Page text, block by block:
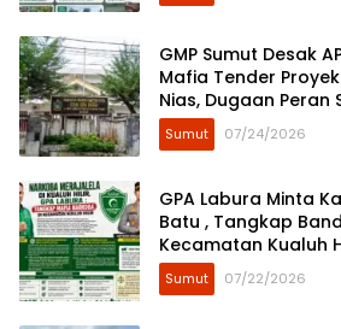
GMP Sumut Desak
Mafia Tender
Nias, Dugaan Peran
Peredaman Aksi
Diusut
Sumut 07/24/2026
GPA Labura Minta
Batu , Tangkap
Kecamatan Kualuh
Sumut 07/22/2026